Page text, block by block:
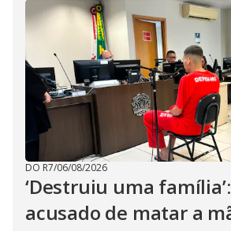
DO R7/06/08/2026
‘Destruiu uma
acusado de matar a